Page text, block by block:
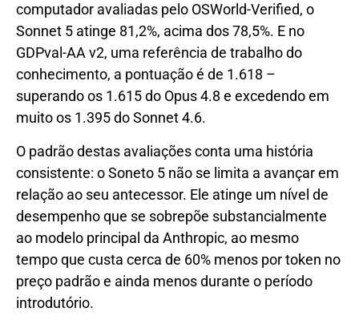
computador avaliadas pelo OSWorld-Verified, o
Sonnet 5 atinge 81,2%, acima dos 78,5%. E no
GDPval-AA v2, uma referência de trabalho do
conhecimento, a pontuação é de 1.618 –
superando os 1.615 do Opus 4.8 e excedendo em
muito os 1.395 do Sonnet 4.6.
O padrão destas avaliações conta uma história
consistente: o Soneto 5 não se limita a avançar em
relação ao seu antecessor. Ele atinge um nível de
desempenho que se sobrepõe substancialmente
ao modelo principal da Anthropic, ao mesmo
tempo que custa cerca de 60% menos por token no
preço padrão e ainda menos durante o período
introdutório.